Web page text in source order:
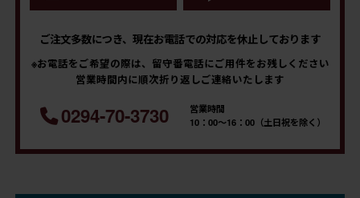
ご注文多数につき、現在お電話での対応を休止しております
※お電話をご希望の際は、留守番電話にご用件をお残しください
営業時間内に順次折り返しご連絡いたします
0294-70-3730
営業時間
10：00～16：00（土日祝を除く）